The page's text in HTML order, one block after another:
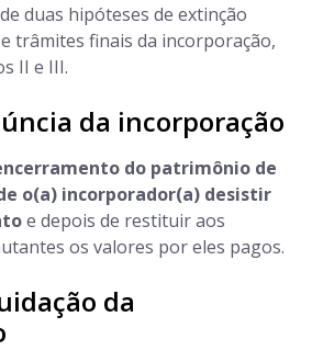
duas hipóteses de extinção
trâmites finais da incorporação,
II e III.
da incorporação
do patrimônio de
o(a) incorporador(a) desistir
e depois de restituir aos
os valores por eles pagos.
da